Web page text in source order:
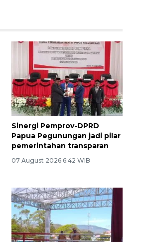
Sinergi Pemprov-DPRD
Papua Pegunungan jadi pilar
pemerintahan transparan
07 August 2026 6:42 WIB